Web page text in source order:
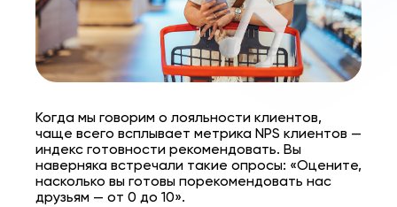
Когда мы говорим о лояльности клиентов,
чаще всего всплывает метрика NPS клиентов —
индекс готовности рекомендовать. Вы
наверняка встречали такие опросы: «Оцените,
насколько вы готовы порекомендовать нас
друзьям — от 0 до 10».